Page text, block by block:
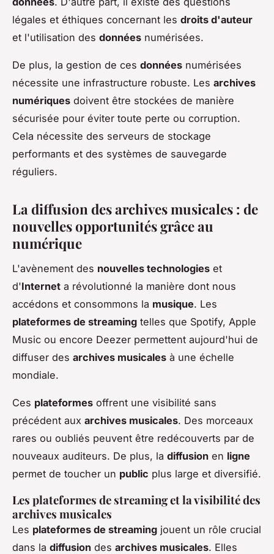
légales et éthiques concernant les droits d'auteur
et l'utilisation des données numérisées.
De plus, la gestion de ces données numérisées
nécessite une infrastructure robuste. Les archives
numériques doivent être stockées de manière
sécurisée pour éviter toute perte ou corruption.
Cela nécessite des serveurs de stockage
performants et des systèmes de sauvegarde
réguliers.
La diffusion des archives musicales : de
nouvelles opportunités grâce au
numérique
L'avènement des nouvelles technologies et
d'Internet a révolutionné la manière dont nous
accédons et consommons la musique. Les
plateformes de streaming telles que Spotify, Apple
Music ou encore Deezer permettent aujourd'hui de
diffuser des archives musicales à une échelle
mondiale.
Ces plateformes offrent une visibilité sans
précédent aux archives musicales. Des morceaux
rares ou oubliés peuvent être redécouverts par de
nouveaux auditeurs. De plus, la diffusion en ligne
permet de toucher un public plus large et diversifié.
Les plateformes de streaming et la visibilité des
archives musicales
Les plateformes de streaming jouent un rôle crucial
dans la diffusion des archives musicales. Elles